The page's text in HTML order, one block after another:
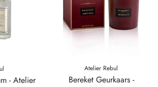
- Atelier
Atelier Rebul
Bereket Geurkaars -